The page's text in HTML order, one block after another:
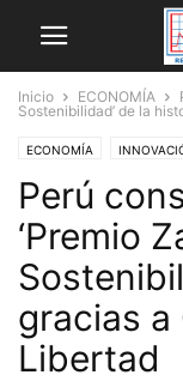
Inicio ECONOMÍA
Sostenibilidad’ de la
ECONOMÍA
OPINIÓN
Perú
‘Premio
gracias a
Libertad